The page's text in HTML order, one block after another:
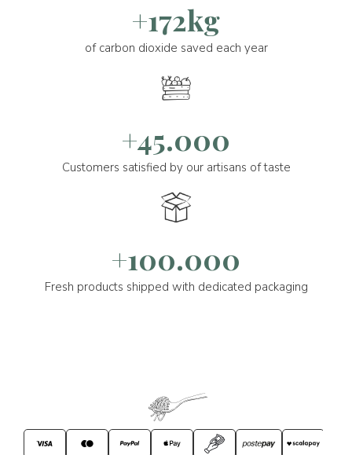
+172kg
of carbon dioxide saved each year
+45.000
Customers satisfied by our artisans of taste
+100.000
Fresh products shipped with dedicated packaging